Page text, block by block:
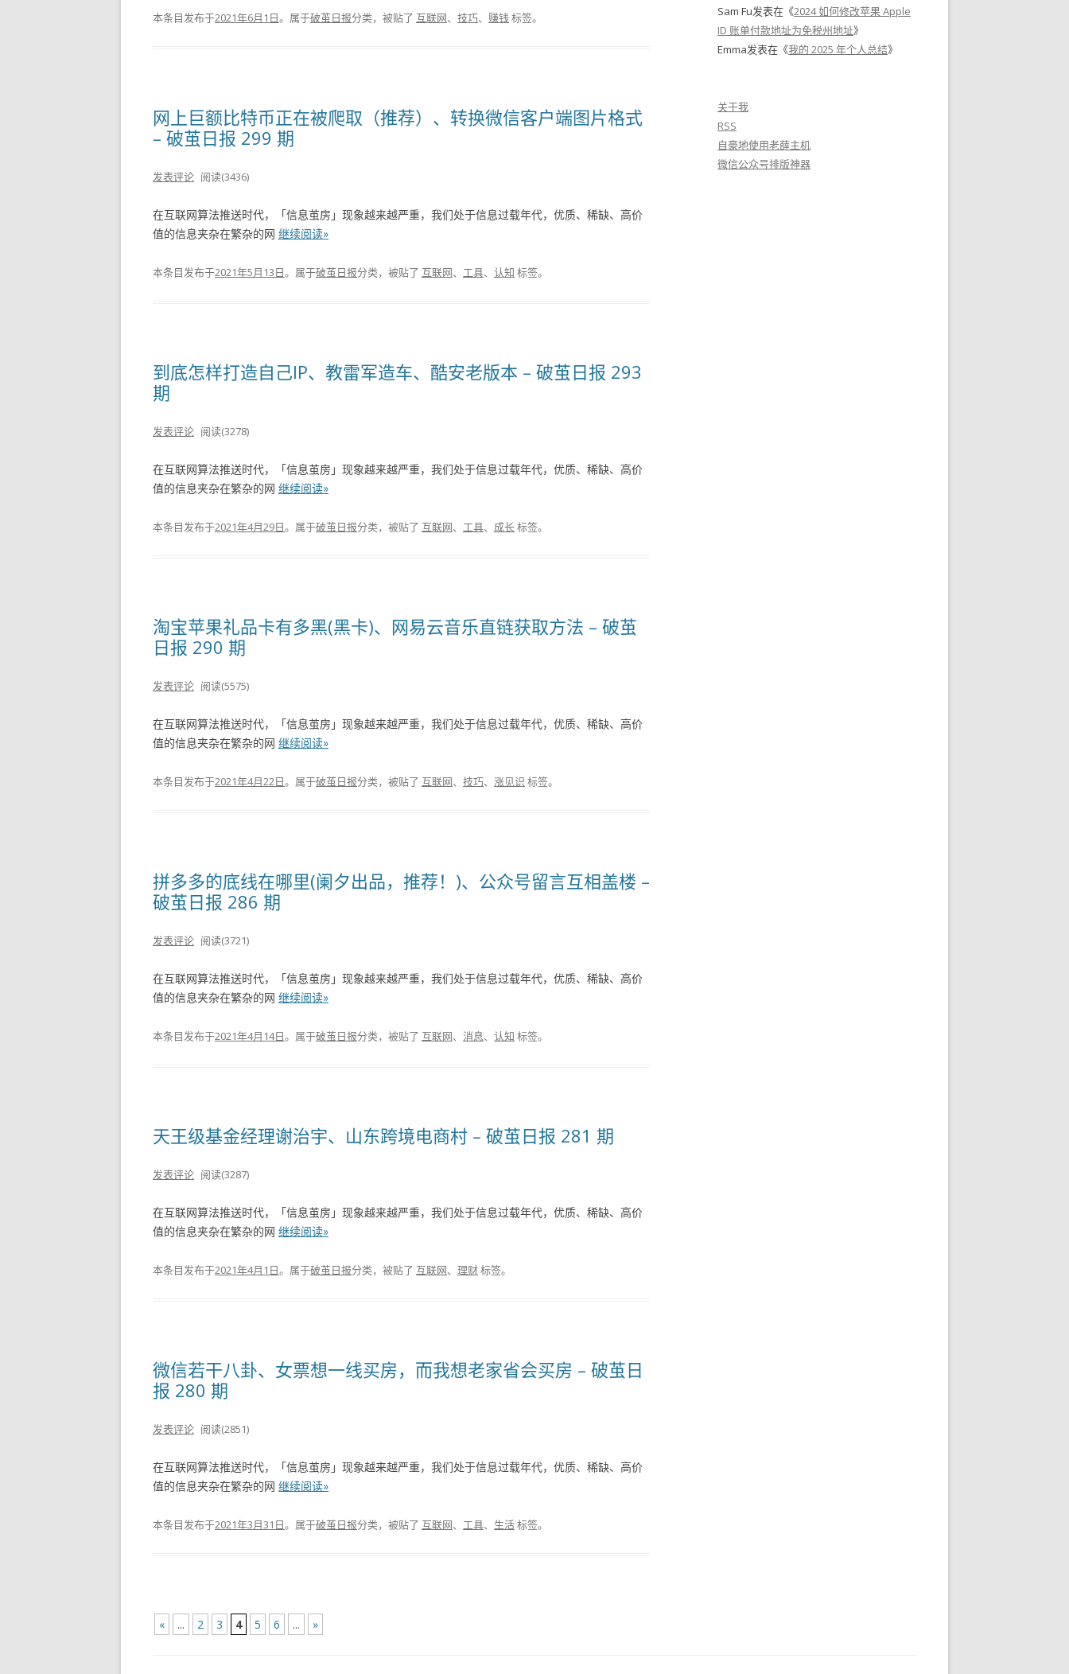
本条目发布于2021年6月1日。属于破茧日报分类，被贴了 互联网、 技巧、 赚钱标签。
网上巨额比特币正在被爬取（推荐）、转换微信客户端图片格式​
– 破茧日报 299 期
发表评论 阅读(3436)
在互联网算法推送时代，「信息茧房」现象越来越严重，我们处于信息过载年代，优质、稀缺、高价
值的信息夹杂在繁杂的网 继续阅读»
本条目发布于2021年5月13日。属于破茧日报分类，被贴了 互联网、 工具、 认知 标签。
到底怎样打造自己IP​、教雷军造车、酷安老版本 – 破茧日报 293
期
发表评论 阅读(3278)
在互联网算法推送时代，「信息茧房」现象越来越严重，我们处于信息过载年代，优质、稀缺、高价
值的信息夹杂在繁杂的网 继续阅读»
本条目发布于2021年4月29日。属于破茧日报分类，被贴了 互联网、 工具、 成长标签。
淘宝苹果礼品卡有多黑(黑卡)、网易云音乐直链获取方法 – 破茧
日报 290 期
发表评论 阅读(5575)
在互联网算法推送时代，「信息茧房」现象越来越严重，我们处于信息过载年代，优质、稀缺、高价
值的信息夹杂在繁杂的网 继续阅读»
本条目发布于2021年4月22日。属于破茧日报分类，被贴了 互联网、 技巧、 涨见识 标签。
拼多多的底线在哪里(阑夕出品，推荐！)、公众号留言互相盖楼 –
破茧日报 286 期
发表评论 阅读(3721)
在互联网算法推送时代，「信息茧房」现象越来越严重，我们处于信息过载年代，优质、稀缺、高价
值的信息夹杂在繁杂的网 继续阅读»
本条目发布于2021年4月14日。属于破茧日报分类，被贴了 互联网、 消息、 认知 标签。
天王级基金经理谢治宇、山东跨境电商村 – 破茧日报 281 期
发表评论 阅读(3287)
在互联网算法推送时代，「信息茧房」现象越来越严重，我们处于信息过载年代，优质、稀缺、高价
值的信息夹杂在繁杂的网 继续阅读»
本条目发布于2021年4月1日。属于破茧日报分类，被贴了 互联网、 理财标签。
微信若干八卦、女票想一线买房，而我想老家省会买房 – 破茧日
报 280 期
发表评论 阅读(2851)
在互联网算法推送时代，「信息茧房」现象越来越严重，我们处于信息过载年代，优质、稀缺、高价
值的信息夹杂在繁杂的网 继续阅读»
本条目发布于2021年3月31日。属于破茧日报分类，被贴了 互联网、 工具、 生活标签。
文
« ... 2 3 4 5 6 ... »
Sam Fu发表在《2024 如何修改苹果 Apple
ID 账单付款地址为免税州地址》
Emma发表在《我的 2025 年个人总结》
关于我
RSS
自豪地使用老薛主机
微信公众号排版神器